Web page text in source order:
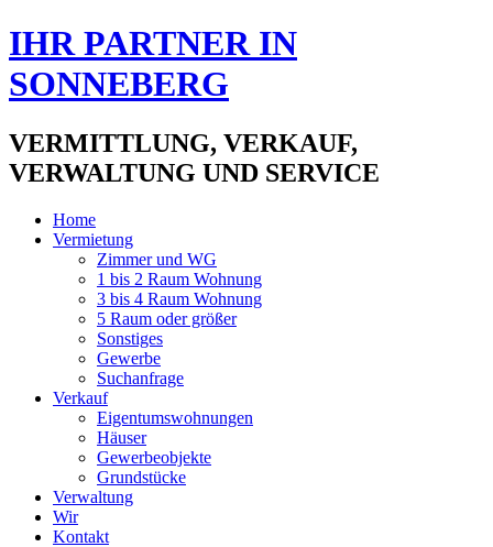
IHR PARTNER IN
SONNEBERG
VERMITTLUNG, VERKAUF,
VERWALTUNG UND SERVICE
Home
Vermietung
Zimmer und WG
1 bis 2 Raum Wohnung
3 bis 4 Raum Wohnung
5 Raum oder größer
Sonstiges
Gewerbe
Suchanfrage
Verkauf
Eigentumswohnungen
Häuser
Gewerbeobjekte
Grundstücke
Verwaltung
Wir
Kontakt